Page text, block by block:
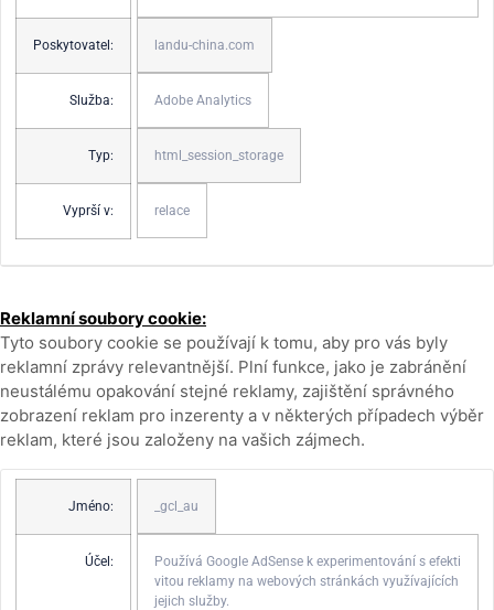
Poskytovatel: landu-china.com
Služba: Adobe Analytics
Typ: html_session_storage
Vyprší v: relace
Reklamní soubory cookie:
Tyto soubory cookie se používají k tomu, aby pro vás byly
reklamní zprávy relevantnější. Plní funkce, jako je zabránění
neustálému opakování stejné reklamy, zajištění správného
zobrazení reklam pro inzerenty a v některých případech výběr
reklam, které jsou založeny na vašich zájmech.
Jméno: _gcl_au
Účel:
Používá Google AdSense k experimentování s efekti
vitou reklamy na webových stránkách využívajících
jejich služby.